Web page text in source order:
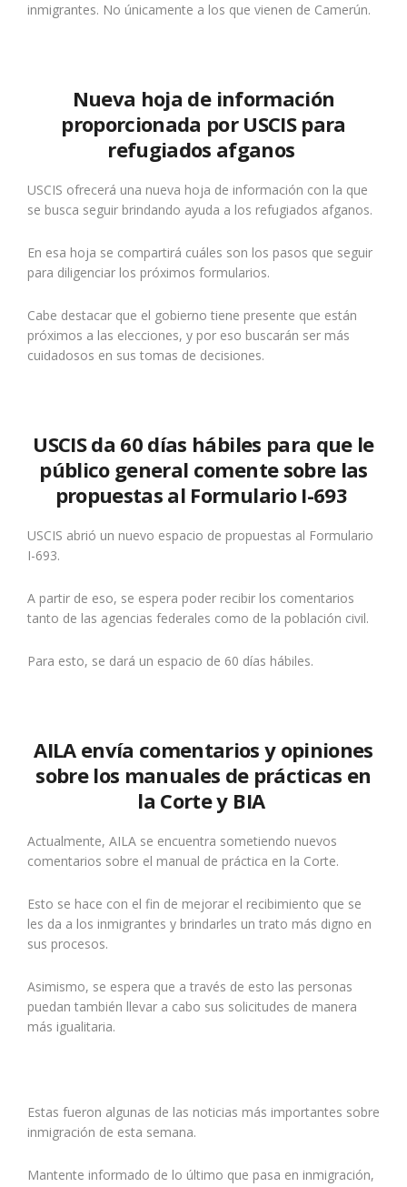
inmigrantes. No únicamente a los que vienen de Camerún.
Nueva hoja de información
proporcionada por USCIS para
refugiados afganos
USCIS ofrecerá una nueva hoja de información con la que
se busca seguir brindando ayuda a los refugiados afganos.
En esa hoja se compartirá cuáles son los pasos que seguir
para diligenciar los próximos formularios.
Cabe destacar que el gobierno tiene presente que están
próximos a las elecciones, y por eso buscarán ser más
cuidadosos en sus tomas de decisiones.
USCIS da 60 días hábiles para que le
público general comente sobre las
propuestas al Formulario I-693
USCIS abrió un nuevo espacio de propuestas al Formulario
I-693.
A partir de eso, se espera poder recibir los comentarios
tanto de las agencias federales como de la población civil.
Para esto, se dará un espacio de 60 días hábiles.
AILA envía comentarios y opiniones
sobre los manuales de prácticas en
la Corte y BIA
Actualmente, AILA se encuentra sometiendo nuevos
comentarios sobre el manual de práctica en la Corte.
Esto se hace con el fin de mejorar el recibimiento que se
les da a los inmigrantes y brindarles un trato más digno en
sus procesos.
Asimismo, se espera que a través de esto las personas
puedan también llevar a cabo sus solicitudes de manera
más igualitaria.
Estas fueron algunas de las noticias más importantes sobre
inmigración de esta semana.
Mantente informado de lo último que pasa en inmigración,